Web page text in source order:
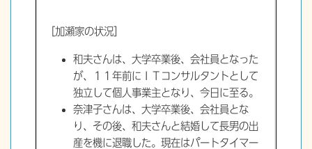
［加瀬家の状況］
和夫さんは、大学卒業後、会社員となった
が、１１年前にＩＴコンサルタントとして
独立して個人事業主となり、今日に至る。
奈津子さんは、大学卒業後、会社員とな
り、その後、和夫さんと結婚して長男の出
産を機に退職した。現在はパートタイマー